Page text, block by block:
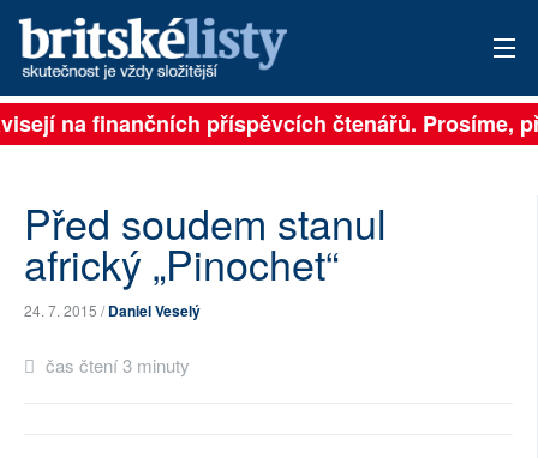
PŘIHLÁSIT
ARCHIV
ROZHOVORY
na finančních příspěvcích čtenářů. Prosíme,
Před soudem stanul
africký „Pinochet“
24. 7. 2015 /Daniel Veselý
čas čtení 3 minuty